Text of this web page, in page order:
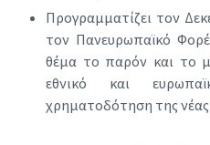
Προγραμματίζει τον
τον Πανευρωπαϊκό
θέμα το παρόν και το
εθνικό και
χρηματοδότηση της νέας